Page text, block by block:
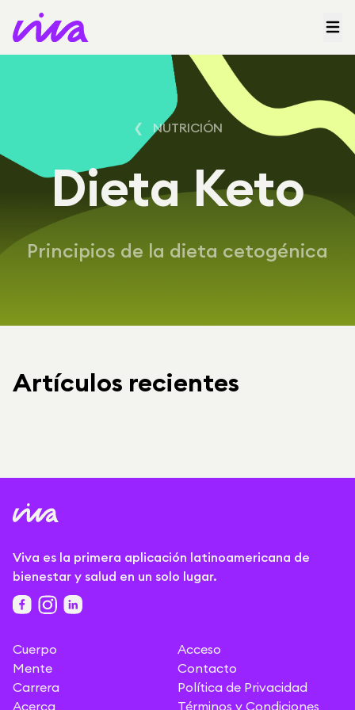
❮ NUTRICIÓN
Dieta Keto
Principios de la dieta cetogénica
Artículos recientes
Viva es la primera aplicación latinoamericana de
bienestar y salud en un solo lugar.
Cuerpo
Mente
Carrera
Acerca
Acceso
Contacto
Política de Privacidad
Términos y Condiciones